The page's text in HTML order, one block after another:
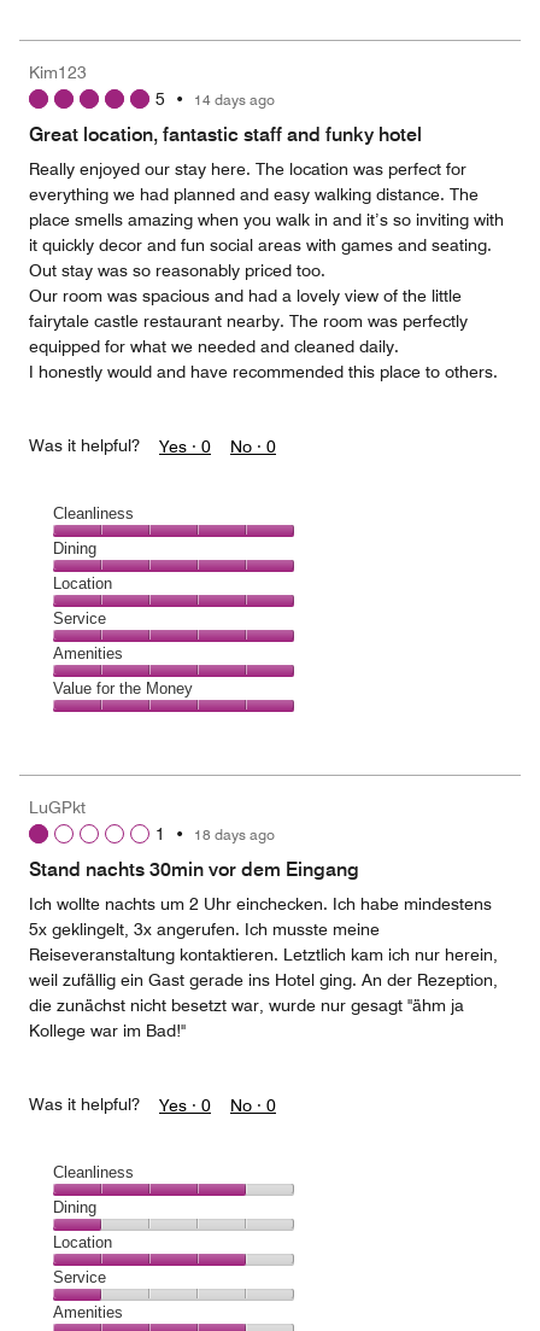
5
5
out
Kim123
5 • 14 days ago
Great location, fantastic staff and funky hotel
Really enjoyed our stay here. The location was perfect for
everything we had planned and easy walking distance. The
place smells amazing when you walk in and it’s so inviting with
it quickly decor and fun social areas with games and seating.
Out stay was so reasonably priced too.
Our room was spacious and had a lovely view of the little
fairytale castle restaurant nearby. The room was perfectly
equipped for what we needed and cleaned daily.
I honestly would and have recommended this place to others.
Was it helpful? Yes · 0 No · 0
Cleanliness
Cleanliness,
5
out
of
5
Dining
Dining,
5
out
of
5
Location
Location,
5
out
of
5
Service
Service,
5
out
Amenities
Amenities,
5
5
Value for the Money
5
out
LuGPkt
1
• 18 days ago
Stand nachts 30min vor dem Eingang
Ich wollte nachts um 2 Uhr einchecken. Ich habe mindestens
5x geklingelt, 3x angerufen. Ich musste meine
Reiseveranstaltung kontaktieren. Letztlich kam ich nur herein,
weil zufällig ein Gast gerade ins Hotel ging. An der Rezeption,
die zunächst nicht besetzt war, wurde nur gesagt "ähm ja
Kollege war im Bad!"
Was it helpful? Yes · 0 No · 0
Cleanliness
Cleanliness,
4
out
of
5
Dining
Dining,
1
out
of
Location
Location,
4
out
Service
Service,
Amenities